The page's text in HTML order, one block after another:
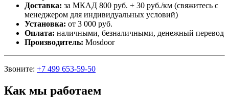
Доставка: за МКАД 800 руб. + 30 руб./км (свяжитесь с
менеджером для индивидуальных условий)
Установка: от 3 000 руб.
Оплата: наличными, безналичными, денежный перевод
Производитель: Mosdoor
Звоните: +7 499 653-59-50
Как мы работаем